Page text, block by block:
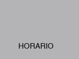
HORARIO